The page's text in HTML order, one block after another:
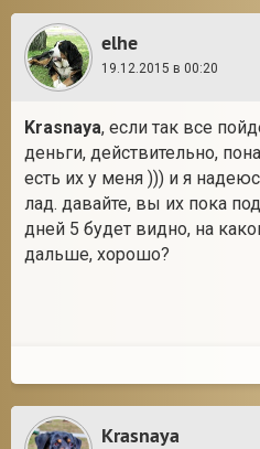
elhe
19.12.2015 в 00:20
Krasnaya, если так все
деньги, действительно,
есть их у меня ))) и я
лад. давайте, вы их пока
дней 5 будет видно, на
дальше, хорошо?
Krasnaya